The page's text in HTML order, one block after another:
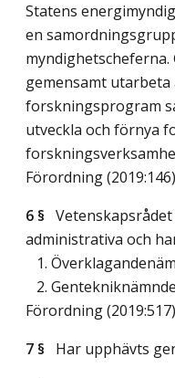
Statens
en
myndighetscheferna.
gemensamt
forskningsprogram
utveckla och förnya
Förordning
6 §
administrativa och
1.
2.
Förordning
7 § Har upphävts